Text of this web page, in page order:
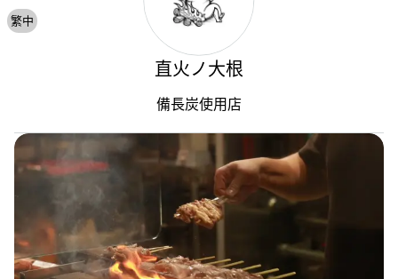
繁中
直火ノ大根
備長炭使用店